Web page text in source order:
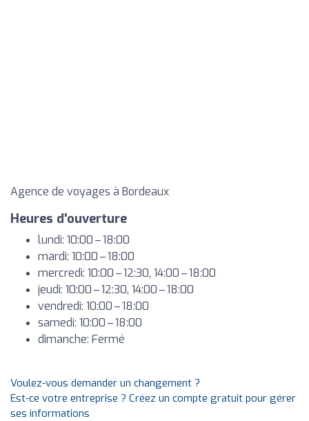
Agence de voyages à Bordeaux
Heures d'ouverture
lundi: 10:00 – 18:00
mardi: 10:00 – 18:00
mercredi: 10:00 – 12:30, 14:00 – 18:00
jeudi: 10:00 – 12:30, 14:00 – 18:00
vendredi: 10:00 – 18:00
samedi: 10:00 – 18:00
dimanche: Fermé
Voulez-vous demander un changement ?
Est-ce votre entreprise ? Créez un compte gratuit pour gérer
ses informations